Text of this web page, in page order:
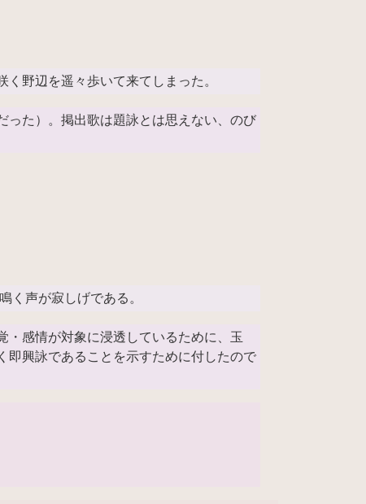
野辺を遥々歩いて来てしまった。
った）。掲出歌は題詠とは思えない、のび
声が寂しげである。
・感情が対象に浸透しているために、玉
即興詠であることを示すために付したので